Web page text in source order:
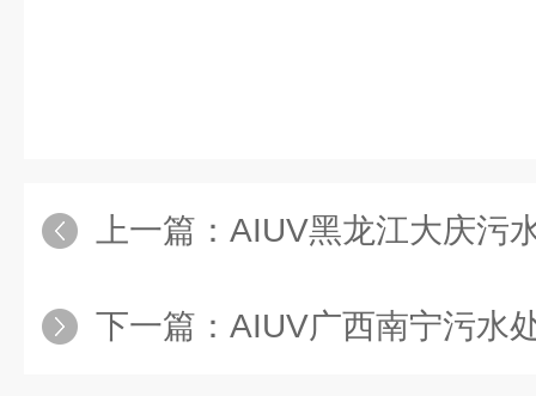
上一篇： AIUV黑龙江大庆污
下一篇： AIUV广西南宁污水